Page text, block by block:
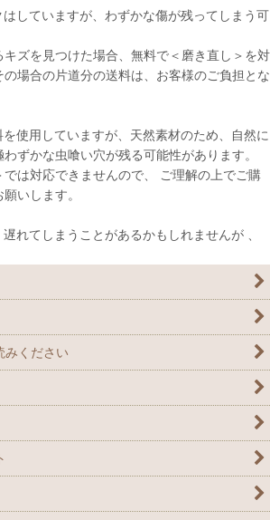
していますが、わずかな傷が残ってしまう可
ズを見つけた場合、無料で＜磨き直し＞を対
場合の片道分の送料は、お客様のご負担とな
使用していますが、天然素材のため、自然に
ずかな虫喰い穴が残る可能性があります。
では対応できませんので、 ご理解の上でご購
いします。
れてしまうことがあるかもしれませんが 、
みください